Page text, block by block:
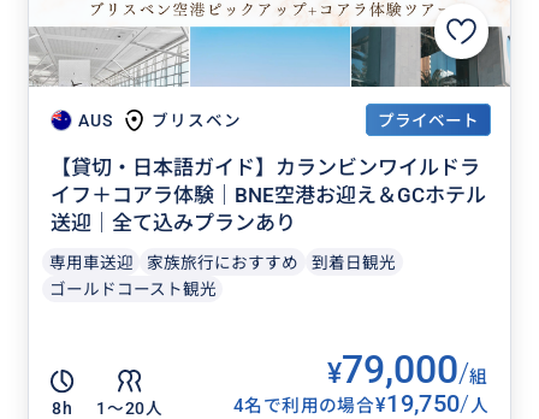
AUS ブリスベン プライベート
【貸切・日本語ガイド】カランビンワイルドラ
イフ＋コアラ体験｜BNE空港お迎え＆GCホテル
送迎｜全て込みプランあり
専用車送迎 家族旅行におすすめ
到着日観光
ゴールドコースト観光
8h 1〜20人
¥79,000/組
4名で利用の場合¥19,750/人